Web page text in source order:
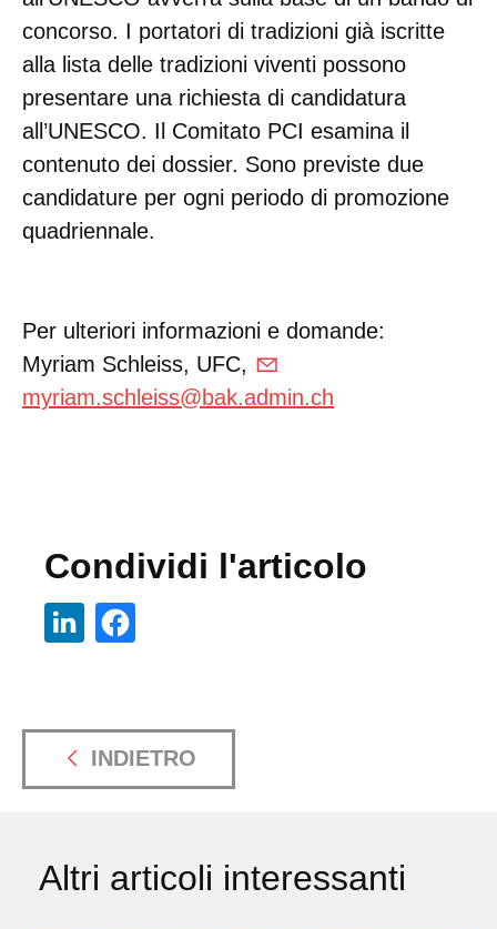
concorso. I portatori di tradizioni già iscritte
alla lista delle tradizioni viventi possono
presentare una richiesta di candidatura
all’UNESCO. Il Comitato PCI esamina il
contenuto dei dossier. Sono previste due
candidature per ogni periodo di promozione
quadriennale.
Per ulteriori informazioni e domande:
Myriam Schleiss, UFC,
myriam.schleiss@bak.admin.ch
Condividi l'articolo
INDIETRO
Altri articoli interessanti